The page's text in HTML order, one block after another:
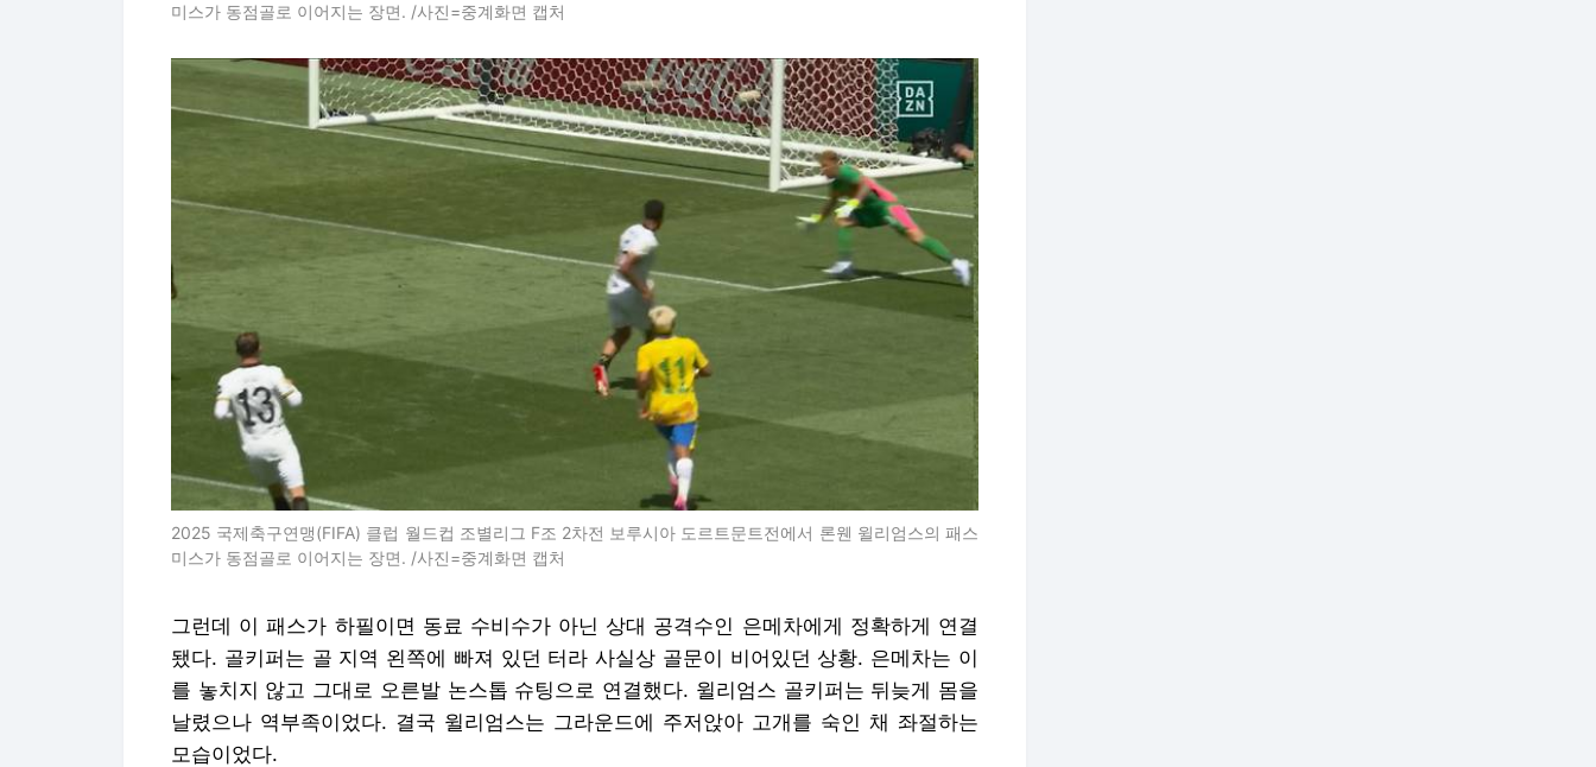
미스가 동점골로 이어지는 장면. /사진=중계화면 캡처
2025 국제축구연맹(FIFA) 클럽 월드컵 조별리그 F조 2차전 보루시아 도르트문트전에서 론웬 윌리엄스의 패스
미스가 동점골로 이어지는 장면. /사진=중계화면 캡처
그런데 이 패스가 하필이면 동료 수비수가 아닌 상대 공격수인 은메차에게 정확하게 연결
됐다. 골키퍼는 골 지역 왼쪽에 빠져 있던 터라 사실상 골문이 비어있던 상황. 은메차는 이
를 놓치지 않고 그대로 오른발 논스톱 슈팅으로 연결했다. 윌리엄스 골키퍼는 뒤늦게 몸을
날렸으나 역부족이었다. 결국 윌리엄스는 그라운드에 주저앉아 고개를 숙인 채 좌절하는
모습이었다.